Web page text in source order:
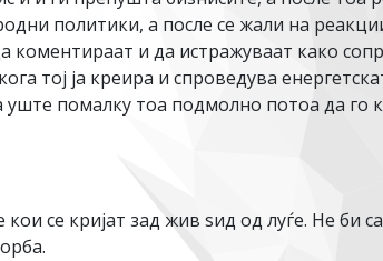
политики, а после се жали на
коментираат и да истражуваат како
тој ја креира и спроведува
помалку тоа подмолно потоа да го
се кријат зад жив ѕид од луѓе. Не би